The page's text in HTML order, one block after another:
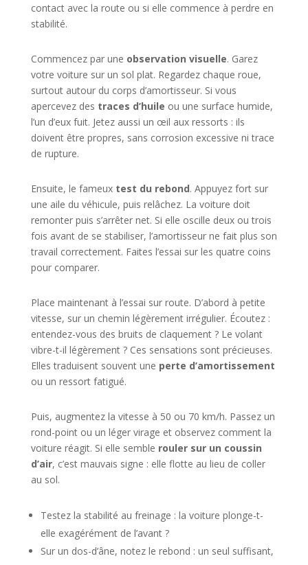
contact avec la route ou si elle commence à perdre en
stabilité.
Commencez par une observation visuelle. Garez
votre voiture sur un sol plat. Regardez chaque roue,
surtout autour du corps d’amortisseur. Si vous
apercevez des traces d’huile ou une surface humide,
l’un d’eux fuit. Jetez aussi un œil aux ressorts : ils
doivent être propres, sans corrosion excessive ni trace
de rupture.
Ensuite, le fameux test du rebond. Appuyez fort sur
une aile du véhicule, puis relâchez. La voiture doit
remonter puis s’arrêter net. Si elle oscille deux ou trois
fois avant de se stabiliser, l’amortisseur ne fait plus son
travail correctement. Faites l’essai sur les quatre coins
pour comparer.
Place maintenant à l’essai sur route. D’abord à petite
vitesse, sur un chemin légèrement irrégulier. Écoutez :
entendez-vous des bruits de claquement ? Le volant
vibre-t-il légèrement ? Ces sensations sont précieuses.
Elles traduisent souvent une perte d’amortissement
ou un ressort fatigué.
Puis, augmentez la vitesse à 50 ou 70 km/h. Passez un
rond-point ou un léger virage et observez comment la
voiture réagit. Si elle semble rouler sur un coussin
d’air, c’est mauvais signe : elle flotte au lieu de coller
au sol.
Testez la stabilité au freinage : la voiture plonge-t-
elle exagérément de l’avant ?
Sur un dos-d’âne, notez le rebond : un seul suffisant,